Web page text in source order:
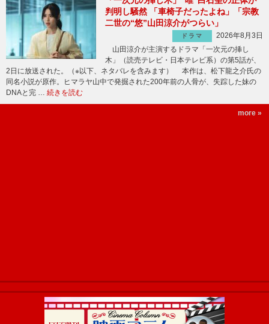
判明し騒然 「車椅子だったよね」「宗教
二世の“悠”山田涼介がつらい」
ドラマ
2026年8月3日
山田涼介が主演するドラマ「一次元の挿し
木」（読売テレビ・日本テレビ系）の第5話が、
2日に放送された。（※以下、ネタバレを含みます） 本作は、松下龍之介氏の
同名小説が原作。ヒマラヤ山中で発掘された200年前の人骨が、失踪した妹の
DNAと完 … 続きを読む
more »